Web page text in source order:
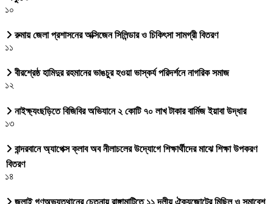
১০
রুমায় জেলা প্রশাসনের অক্সিজেন সিলিন্ডার ও চিকিৎসা সামগ্রী বিতরণ
১১
বীরশ্রেষ্ঠ হামিদুর রহমানের ভাঙচুর হওয়া ভাস্কর্য পরিদর্শনে নাগরিক সমাজ
১২
নাইক্ষ্যংছড়িতে বিজিবির অভিযানে ২ কোটি ৭০ লাখ টাকার বার্মিজ ইয়াবা উদ্ধার
১৩
বান্দরবানে অ্যাপেক্স ক্লাব অব নীলাচলের উদ্যোগে শিক্ষার্থীদের মাঝে শিক্ষা উপকরণ
বিতরণ
১৪